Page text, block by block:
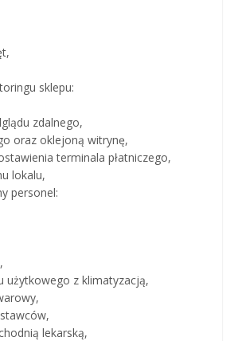
sklepu:
zdalnego,
oraz oklejoną witrynę,
terminala płatniczego,
lokalu,
personel:
użytkowego z klimatyzacją,
lekarską,